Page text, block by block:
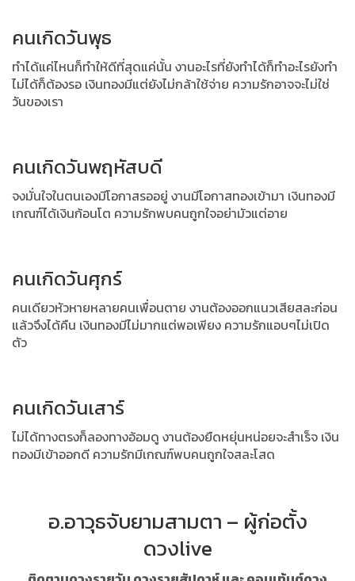
คนเกิดวันพุธ
ทำได้แค่ไหนก็ทำให้ดีที่สุดแค่นั้น งานอะไรที่ยังทำได้ก็ทำอะไรยังทำ
ไม่ได้ก็ต้องรอ เงินทองมีแต่ยังไม่กล้าใช้จ่าย ความรักอาจจะไม่ใช่
วันของเรา
คนเกิดวันพฤหัสบดี
จงมั่นใจในตนเองมีโอกาสรออยู่ งานมีโอกาสทองเข้ามา เงินทองมี
เกณฑ์ได้เงินก้อนโต ความรักพบคนถูกใจอย่ามัวแต่อาย
คนเกิดวันศุกร์
คนเดียวหัวหายหลายคนเพื่อนตาย งานต้องออกแนวเสียสละก่อน
แล้วจึงได้คืน เงินทองมีไม่มากแต่พอเพียง ความรักแอบๆไม่เปิด
ตัว
คนเกิดวันเสาร์
ไม่ได้ทางตรงก็ลองทางอ้อมดู งานต้องยืดหยุ่นหน่อยจะสำเร็จ เงิน
ทองมีเข้าออกดี ความรักมีเกณฑ์พบคนถูกใจสละโสด
อ.อาวุธจับยามสามตา – ผู้ก่อตั้ง
ดวงlive